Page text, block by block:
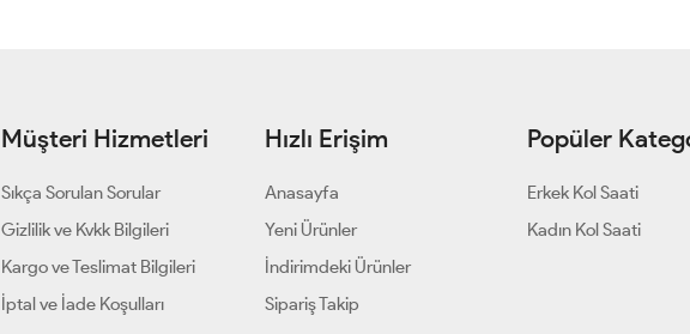
Müşteri Hizmetleri
Sıkça Sorulan Sorular
Gizlilik ve Kvkk Bilgileri
Kargo ve Teslimat Bilgileri
İptal ve İade Koşulları
Hızlı Erişim
Anasayfa
Yeni Ürünler
İndirimdeki Ürünler
Sipariş Takip
Popüler
Erkek Kol Saati
Kadın Kol Saati